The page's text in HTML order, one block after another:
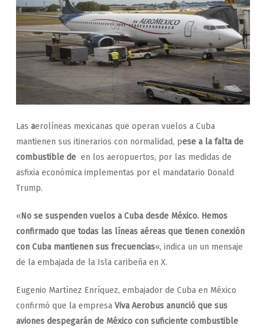
Las aerolíneas mexicanas que operan vuelos a Cuba
mantienen sus itinerarios con normalidad, pese a la falta de
combustible de en los aeropuertos, por las medidas de
asfixia económica implementas por el mandatario Donald
Trump.
«No se suspenden vuelos a Cuba desde México. Hemos
confirmado que todas las líneas aéreas que tienen conexión
con Cuba mantienen sus frecuencias«, indica un un mensaje
de la embajada de la Isla caribeña en X.
Eugenio Martínez Enríquez, embajador de Cuba en México
confirmó que la empresa Viva Aerobus anunció que sus
aviones despegarán de México con suficiente combustible